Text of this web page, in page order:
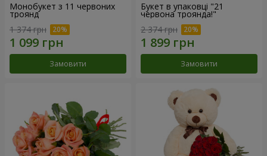
Монобукет з 11 червоних
троянд
1 374 грн
Замовити
Букет в упаковці "21
червона троянда!"
2 374 грн
Замовити